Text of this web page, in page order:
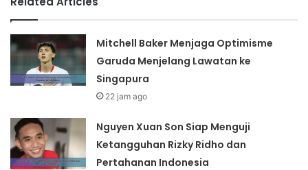
Mitchell Baker Menjaga Optimisme
Garuda Menjelang Lawatan ke
Singapura
22 jam ago
Nguyen Xuan Son Siap Menguji
Ketangguhan Rizky Ridho dan
Pertahanan Indonesia